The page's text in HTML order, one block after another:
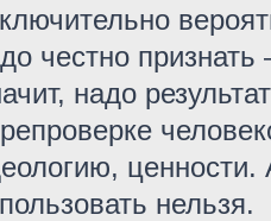
честно
надо
нельзя.